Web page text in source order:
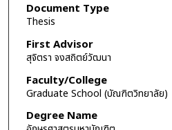
Document Type
Thesis
First Advisor
สุจิตรา จงสถิตย์วัฒนา
Faculty/College
Graduate School (บัณฑิตวิทยาลัย)
Degree Name